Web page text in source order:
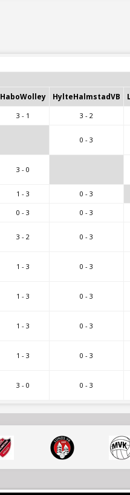
HaboWolley HylteHalmstadVB
3 - 1 3 - 2
0 - 3
3 - 0
1 - 3 0 - 3
0 - 3 0 - 3
3 - 2 0 - 3
1 - 3 0 - 3
1 - 3 0 - 3
1 - 3 0 - 3
1 - 3 0 - 3
3 - 0 0 - 3